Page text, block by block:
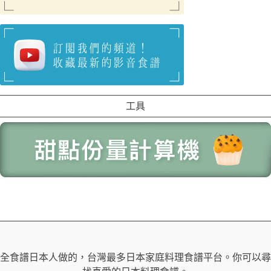
工具
全食譜日本人做的，台灣最多日本家庭料理食譜平台。你可以尋